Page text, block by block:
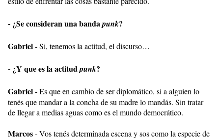
- ¿Se consideran una bandapunk?
Gabriel- Si, tenemos la actitud, el discurso…
- ¿Y que es la actitudpunk?
Gabriel- Es que en cambio de ser diplomático, si a alguien lo
tenés que mandar a la concha de su madre lo mandás. Sin tratar
de llegar a medias aguas como es el mundo democrático.
Marcos- Vos tenés determinada escena y sos como la especie de